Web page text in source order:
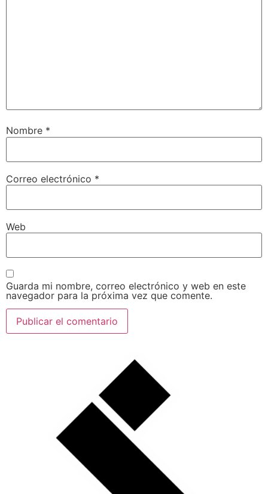
Nombre *
Correo electrónico *
Web
Guarda mi nombre, correo electrónico y web en este
navegador para la próxima vez que comente.